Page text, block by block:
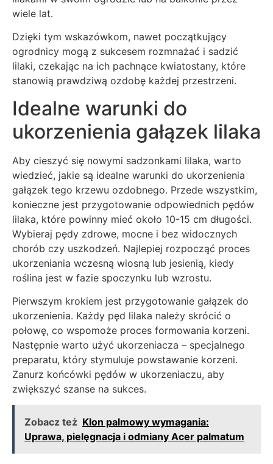
wiele lat.
Dzięki tym wskazówkom, nawet początkujący
ogrodnicy mogą z sukcesem rozmnażać i sadzić
lilaki, czekając na ich pachnące kwiatostany, które
stanowią prawdziwą ozdobę każdej przestrzeni.
Idealne warunki do
ukorzenienia gałązek lilaka
Aby cieszyć się nowymi sadzonkami lilaka, warto
wiedzieć, jakie są idealne warunki do ukorzenienia
gałązek tego krzewu ozdobnego. Przede wszystkim,
konieczne jest przygotowanie odpowiednich pędów
lilaka, które powinny mieć około 10-15 cm długości.
Wybieraj pędy zdrowe, mocne i bez widocznych
chorób czy uszkodzeń. Najlepiej rozpocząć proces
ukorzeniania wczesną wiosną lub jesienią, kiedy
roślina jest w fazie spoczynku lub wzrostu.
Pierwszym krokiem jest przygotowanie gałązek do
ukorzenienia. Każdy pęd lilaka należy skrócić o
połowę, co wspomoże proces formowania korzeni.
Następnie warto użyć ukorzeniacza – specjalnego
preparatu, który stymuluje powstawanie korzeni.
Zanurz końcówki pędów w ukorzeniaczu, aby
zwiększyć szanse na sukces.
Zobacz też Klon palmowy wymagania:
Uprawa, pielęgnacja i odmiany Acer palmatum